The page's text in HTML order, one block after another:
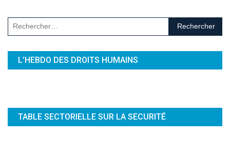
Rechercher :
L’HEBDO DES DROITS HUMAINS
TABLE SECTORIELLE SUR LA SECURITÉ